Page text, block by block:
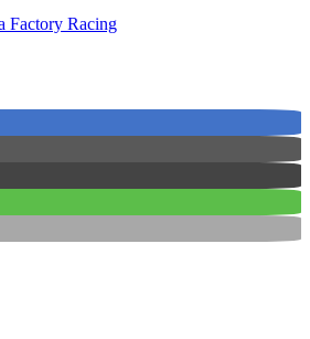
Factory Racing